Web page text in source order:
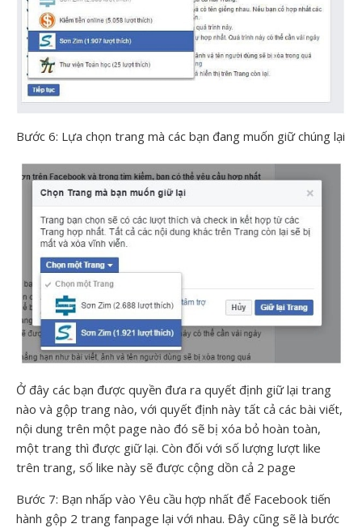
Bước 6: Lựa chọn trang mà các bạn đang muốn giữ chúng lại
Ở đây các bạn được quyền đưa ra quyết định giữ lại trang
nào và gộp trang nào, với quyết định này tất cả các bài viết,
nội dung trên một page nào đó sẽ bị xóa bỏ hoàn toàn,
một trang thì được giữ lại. Còn đối với số lượng lượt like
trên trang, số like này sẽ được cộng dồn cả 2 page
Bước 7: Bạn nhấp vào Yêu cầu hợp nhất để Facebook tiến
hành gộp 2 trang fanpage lại với nhau. Đây cũng sẽ là bước